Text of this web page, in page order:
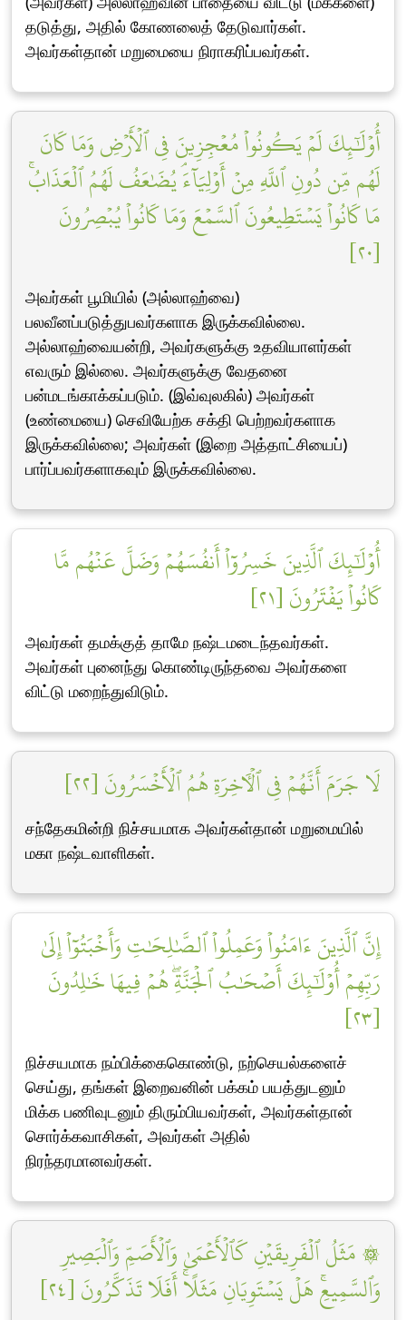
தடுத்து, அதில் கோணலைத் தேடுவார்கள்.
அவர்கள்தான் மறுமையை நிராகரிப்பவர்கள்.
أُوْلَٰٓئِكَ لَمۡ يَكُونُواْ مُعۡجِزِينَ فِي ٱلۡأَرۡضِ وَمَا كَانَ
لَهُم مِّن دُونِ ٱللَّهِ مِنۡ أَوۡلِيَآءَۘ يُضَٰعَفُ لَهُمُ ٱلۡعَذَابُۚ
مَا كَانُواْ يَسۡتَطِيعُونَ ٱلسَّمۡعَ وَمَا كَانُواْ يُبۡصِرُونَ
[٢٠]
அவர்கள் பூமியில் (அல்லாஹ்வை)
பலவீனப்படுத்துபவர்களாக இருக்கவில்லை.
அல்லாஹ்வையன்றி, அவர்களுக்கு உதவியாளர்கள்
எவரும் இல்லை. அவர்களுக்கு வேதனை
பன்மடங்காக்கப்படும். (இவ்வுலகில்) அவர்கள்
(உண்மையை) செவியேற்க சக்தி பெற்றவர்களாக
இருக்கவில்லை; அவர்கள் (இறை அத்தாட்சியைப்)
பார்ப்பவர்களாகவும் இருக்கவில்லை.
أُوْلَٰٓئِكَ ٱلَّذِينَ خَسِرُوٓاْ أَنفُسَهُمۡ وَضَلَّ عَنۡهُم مَّا
كَانُواْ يَفۡتَرُونَ [٢١]
அவர்கள் தமக்குத் தாமே நஷ்டமடைந்தவர்கள்.
அவர்கள் புனைந்து கொண்டிருந்தவை அவர்களை
விட்டு மறைந்துவிடும்.
لَا جَرَمَ أَنَّهُمۡ فِي ٱلۡأٓخِرَةِ هُمُ ٱلۡأَخۡسَرُونَ [٢٢]
சந்தேகமின்றி நிச்சயமாக அவர்கள்தான் மறுமையில்
மகா நஷ்டவாளிகள்.
إِنَّ ٱلَّذِينَ ءَامَنُواْ وَعَمِلُواْ ٱلصَّٰلِحَٰتِ وَأَخۡبَتُوٓاْ إِلَىٰ
رَبِّهِمۡ أُوْلَٰٓئِكَ أَصۡحَٰبُ ٱلۡجَنَّةِۖ هُمۡ فِيهَا خَٰلِدُونَ
[٢٣]
நிச்சயமாக நம்பிக்கைகொண்டு, நற்செயல்களைச்
செய்து, தங்கள் இறைவனின் பக்கம் பயத்துடனும்
மிக்க பணிவுடனும் திரும்பியவர்கள், அவர்கள்தான்
சொர்க்கவாசிகள், அவர்கள் அதில்
நிரந்தரமானவர்கள்.
۞ مَثَلُ ٱلۡفَرِيقَيۡنِ كَٱلۡأَعۡمَىٰ وَٱلۡأَصَمِّ وَٱلۡبَصِيرِ
وَٱلسَّمِيعِۚ هَلۡ يَسۡتَوِيَانِ مَثَلًاۚ أَفَلَا تَذَكَّرُونَ [٢٤]